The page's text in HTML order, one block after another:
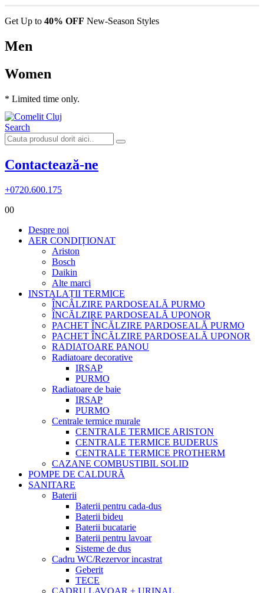
Get Up to 40% OFF New-Season Styles
Men
Women
* Limited time only.
Search
Contactează-ne
+0720.600.175
00
Despre noi
AER CONDIȚIONAT
Ariston
Bosch
Daikin
Alte marci
INSTALAȚII TERMICE
ÎNCĂLZIRE PARDOSEALĂ PURMO
ÎNCĂLZIRE PARDOSEALĂ UPONOR
PACHET ÎNCĂLZIRE PARDOSEALĂ PURMO
PACHET ÎNCĂLZIRE PARDOSEALĂ UPONOR
RADIATOARE PANOU
Radiatoare decorative
IRSAP
PURMO
Radiatoare de baie
IRSAP
PURMO
Centrale termice murale
CENTRALE TERMICE ARISTON
CENTRALE TERMICE BUDERUS
CENTRALE TERMICE PROTHERM
CAZANE COMBUSTIBIL SOLID
POMPE DE CALDURĂ
SANITARE
Baterii
Baterii pentru cada-dus
Baterii bideu
Baterii bucatarie
Baterii pentru lavoar
Sisteme de dus
Cadru WC/Rezervor incastrat
Geberit
TECE
CADRU LAVOAR + URINAL